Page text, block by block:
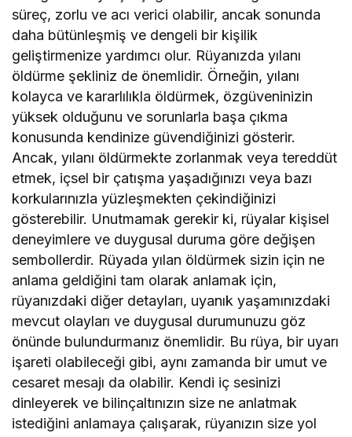
süreç, zorlu ve acı verici olabilir, ancak sonunda
daha bütünleşmiş ve dengeli bir kişilik
geliştirmenize yardımcı olur. Rüyanızda yılanı
öldürme şekliniz de önemlidir. Örneğin, yılanı
kolayca ve kararlılıkla öldürmek, özgüveninizin
yüksek olduğunu ve sorunlarla başa çıkma
konusunda kendinize güvendiğinizi gösterir.
Ancak, yılanı öldürmekte zorlanmak veya tereddüt
etmek, içsel bir çatışma yaşadığınızı veya bazı
korkularınızla yüzleşmekten çekindiğinizi
gösterebilir. Unutmamak gerekir ki, rüyalar kişisel
deneyimlere ve duygusal duruma göre değişen
sembollerdir. Rüyada yılan öldürmek sizin için ne
anlama geldiğini tam olarak anlamak için,
rüyanızdaki diğer detayları, uyanık yaşamınızdaki
mevcut olayları ve duygusal durumunuzu göz
önünde bulundurmanız önemlidir. Bu rüya, bir uyarı
işareti olabileceği gibi, aynı zamanda bir umut ve
cesaret mesajı da olabilir. Kendi iç sesinizi
dinleyerek ve bilinçaltınızın size ne anlatmak
istediğini anlamaya çalışarak, rüyanızın size yol